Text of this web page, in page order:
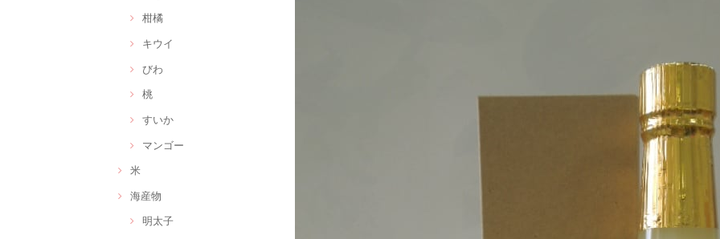
柑橘
キウイ
びわ
桃
すいか
マンゴー
米
海産物
明太子